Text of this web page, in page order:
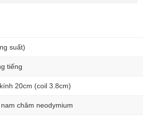
suất)
tiếng
20cm (coil 3.8cm)
châm neodymium